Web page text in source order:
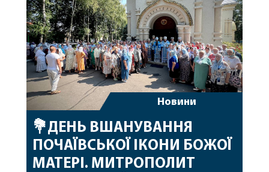
архіпастирському служінні. […]
Новини
💐ДЕНЬ ВШАНУВАННЯ
ПОЧАЇВСЬКОЇ ІКОНИ БОЖОЇ
МАТЕРІ. МИТРОПОЛИТ